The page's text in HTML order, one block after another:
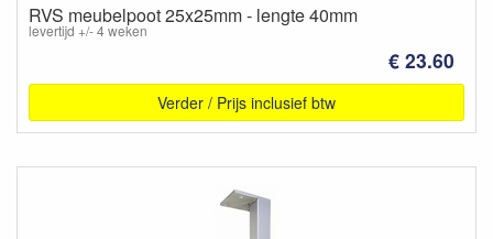
RVS meubelpoot 25x25mm - lengte 40mm
levertijd +/- 4 weken
€ 23.60
Verder / Prijs inclusief btw